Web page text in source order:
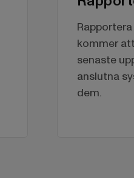
kommer
senaste
anslutna
dem.